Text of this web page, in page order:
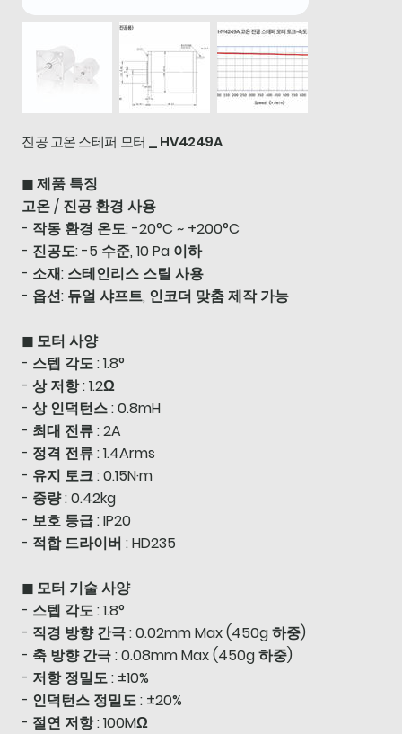
진공 고온 스테퍼 모터 _ HV4249A
◼ 제품 특징
고온 / 진공 환경 사용
- 작동 환경 온도: -20°C ~ +200°C
- 진공도: -5 수준, 10 Pa 이하
- 소재: 스테인리스 스틸 사용
- 옵션: 듀얼 샤프트, 인코더 맞춤 제작 가능
◼ 모터 사양
- 스텝 각도 : 1.8°
- 상 저항 : 1.2Ω
- 상 인덕턴스 : 0.8mH
- 최대 전류 : 2A
- 정격 전류 : 1.4Arms
- 유지 토크 : 0.15N·m
- 중량 : 0.42kg
- 보호 등급 : IP20
- 적합 드라이버 : HD235
◼ 모터 기술 사양
- 스텝 각도 : 1.8°
- 직경 방향 간극 : 0.02mm Max (450g 하중)
- 축 방향 간극 : 0.08mm Max (450g 하중)
- 저항 정밀도 : ±10%
- 인덕턴스 정밀도 : ±20%
- 절연 저항 : 100MΩ